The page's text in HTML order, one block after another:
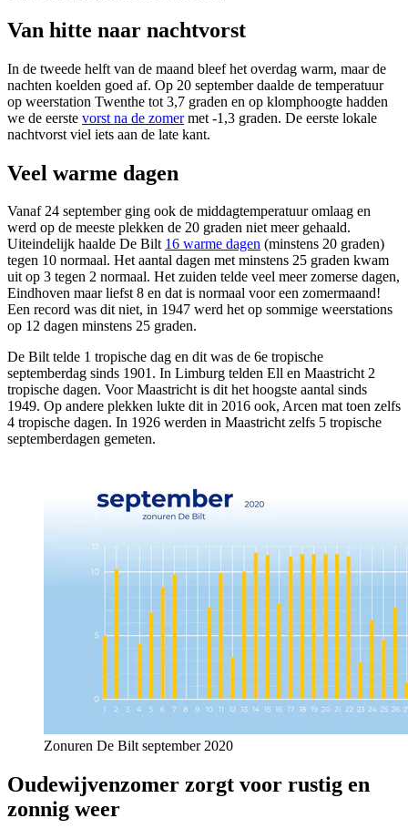
Van hitte naar nachtvorst
In de tweede helft van de maand bleef het overdag warm, maar de
nachten koelden goed af. Op 20 september daalde de temperatuur
op weerstation Twenthe tot 3,7 graden en op klomphoogte hadden
we de eerste vorst na de zomermet -1,3 graden. De eerste lokale
nachtvorst viel iets aan de late kant.
Veel warme dagen
Vanaf 24 september ging ook de middagtemperatuur omlaag en
werd op de meeste plekken de 20 graden niet meer gehaald.
Uiteindelijk haalde De Bilt 16 warme dagen (minstens 20 graden)
tegen 10 normaal. Het aantal dagen met minstens 25 graden kwam
uit op 3 tegen 2 normaal. Het zuiden telde veel meer zomerse dagen,
Eindhoven maar liefst 8 en dat is normaal voor een zomermaand!
Een record was dit niet, in 1947 werd het op sommige weerstations
op 12 dagen minstens 25 graden.
De Bilt telde 1 tropische dag en dit was de 6e tropische
septemberdag sinds 1901. In Limburg telden Ell en Maastricht 2
tropische dagen. Voor Maastricht is dit het hoogste aantal sinds
1949. Op andere plekken lukte dit in 2016 ook, Arcen mat toen zelfs
4 tropische dagen. In 1926 werden in Maastricht zelfs 5 tropische
septemberdagen gemeten.
Zonuren De Bilt september 2020
Oudewijvenzomer zorgt voor rustig en
zonnig weer